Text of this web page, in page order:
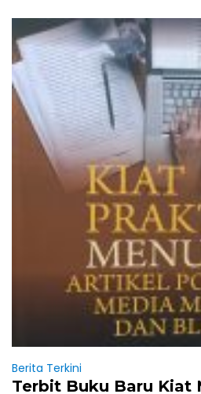
Berita Terkini
Terbit Buku Baru Kiat